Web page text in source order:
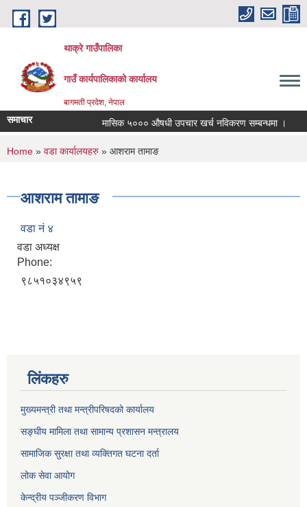
Skip to main content
थाक्रे गाउँपालिका
गाउँ कार्यपालिकाको कार्यालय
बागमती प्रदेश, नेपाल
समाचार मासिक ५००० औषधी उपचार खर्च नविकरण सम्बन्धमा ।
You are here
Home » वडा कार्यालयहरु » आशराम तामाङ
आशराम तामाङ
वडा नं ४
वडा अध्यक्ष
Phone:
९८५१०३४९५९
लिंकहरु
मुख्यमन्त्री तथा मन्त्रीपरिषदको कार्यालय
सङ्घीय मामिला तथा सामान्य प्रशासन मन्त्रालय
सामाजिक सुरक्षा तथा व्यक्तिगत घटना दर्ता
लोक सेवा आयोग
केन्द्रीय पञ्जीकरण विभाग